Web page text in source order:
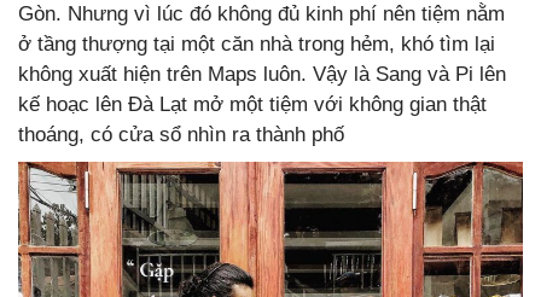
Gòn. Nhưng vì lúc đó không đủ kinh phí nên tiệm nằm
ở tầng thượng tại một căn nhà trong hẻm, khó tìm lại
không xuất hiện trên Maps luôn. Vậy là Sang và Pi lên
kế hoạc lên Đà Lạt mở một tiệm với không gian thật
thoáng, có cửa sổ nhìn ra thành phố